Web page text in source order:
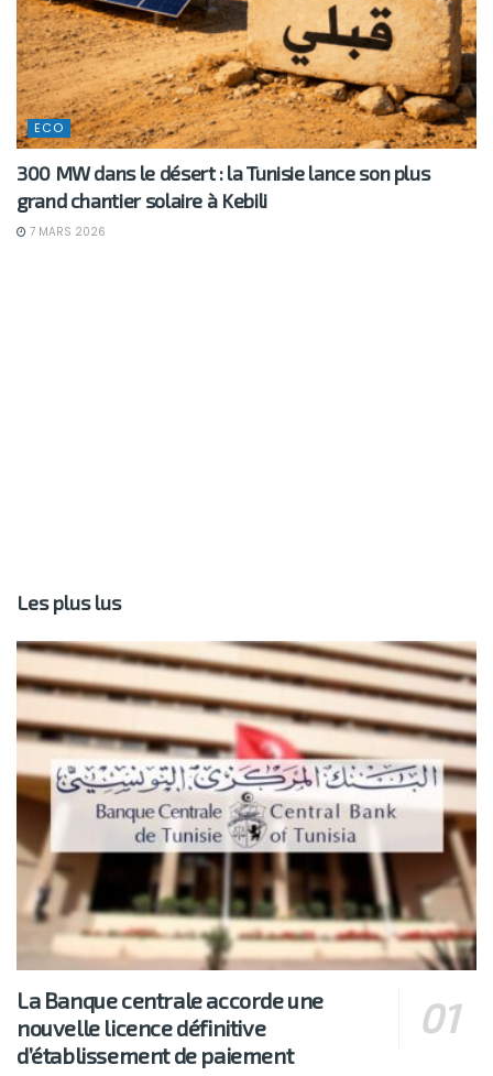
ECO
300 MW dans le désert : la Tunisie lance son plus
grand chantier solaire à Kebili
7 MARS 2026
Les plus lus
La Banque centrale accorde une
nouvelle licence définitive
d’établissement de paiement